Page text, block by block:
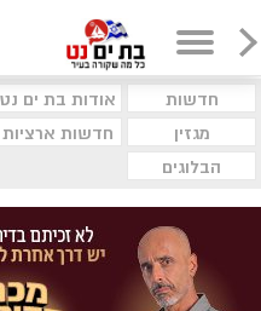
חדשות אודות בת ים נט
מגזין
חדשות ארציות
הבלוגים